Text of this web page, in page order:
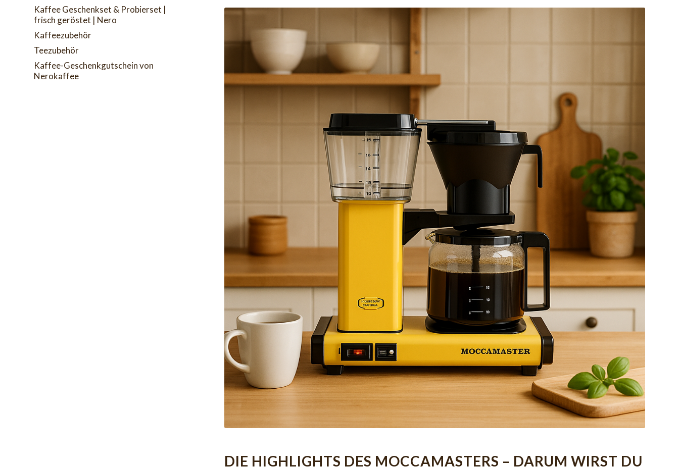
DIE HIGHLIGHTS DES MOCCAMASTERS – DARUM WIRST DU
Kaffee Geschenkset & Probierset |
frisch geröstet | Nero
Kaffeezubehör
Teezubehör
Kaffee-Geschenkgutschein von
Nerokaffee